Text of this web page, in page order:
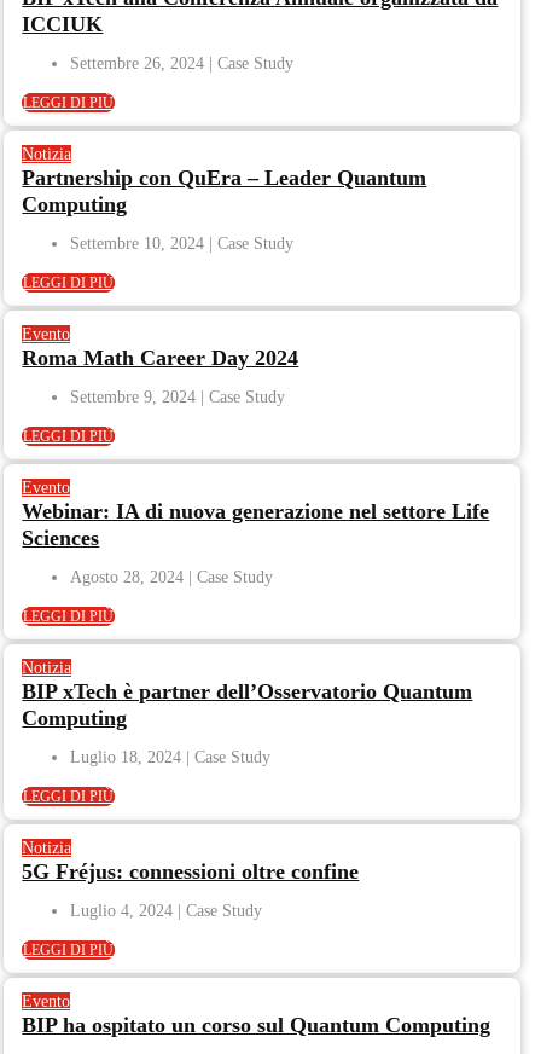
ICCIUK
Settembre 26, 2024
LEGGI DI PIÙ
Notizia
Partnership con QuEra – Leader Quantum
Computing
Settembre 10, 2024
LEGGI DI PIÙ
Evento
Roma Math Career Day 2024
Settembre 9, 2024
LEGGI DI PIÙ
Evento
Webinar: IA di nuova generazione nel settore Life
Sciences
Agosto 28, 2024
LEGGI DI PIÙ
Notizia
BIP xTech è partner dell’Osservatorio Quantum
Computing
Luglio 18, 2024
LEGGI DI PIÙ
Notizia
5G Fréjus: connessioni oltre confine
Luglio 4, 2024
LEGGI DI PIÙ
Evento
BIP ha ospitato un corso sul Quantum Computing